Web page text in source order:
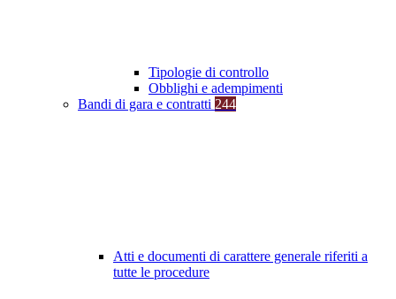
Tipologie di controllo
Obblighi e adempimenti
Bandi di gara e contratti 244
Atti e documenti di carattere generale riferiti a
tutte le procedure